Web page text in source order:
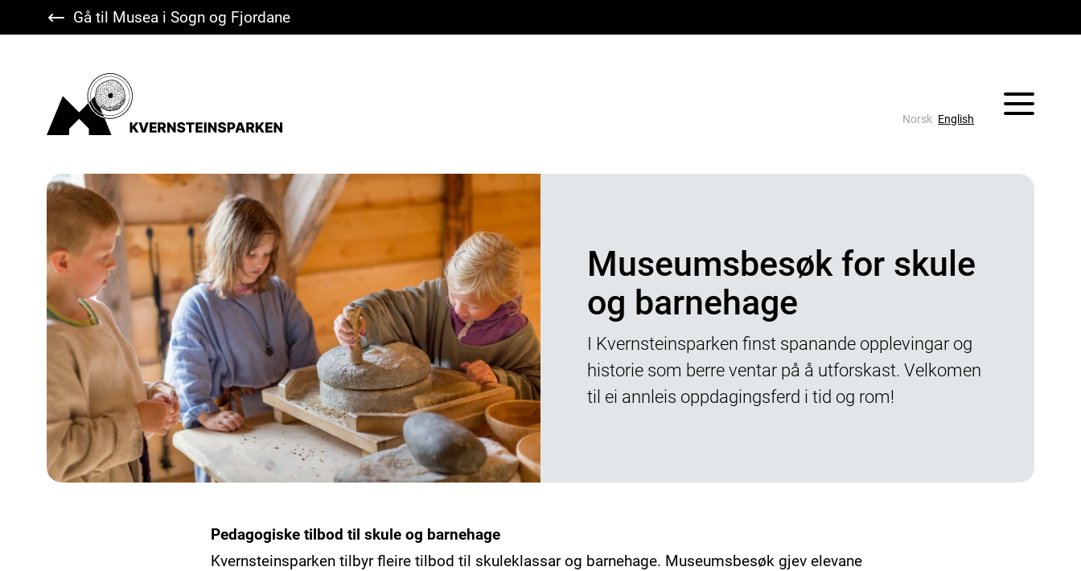
Gå til Musea i Sogn og Fjordane
Kvernsteinsparken
Norsk English Vis/skjul
Museumsbesøk for skule
og barnehage
I Kvernsteinsparken finst spanande opplevingar og
historie som berre ventar på å utforskast. Velkomen
til ei annleis oppdagingsferd i tid og rom!
Pedagogiske tilbod til skule og barnehage
Kvernsteinsparken tilbyr fleire tilbod til skuleklassar og barnehage. Museumsbesøk gjev elevane